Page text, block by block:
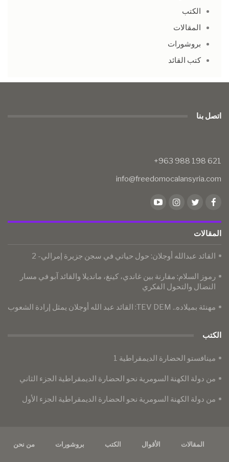
الكتب
المقالات
بروشورات
كتب القائد
اتصل بنا
info@freedomocalansyria.com
المقالات
القائد عبدالله أوجلان: حول حياتي في سجن جزيرة إمرالي- 2
رموز السلام: مقارنة بين غاندي، كينغ، مانديلا والقائد آبو في مسار
النضال والتحول الفكري
مهنئة بميلاده.. TEV DEM: القائد عبد الله أوجلان يمثل إرادة الشعوب
الكتب
مينافستو الحضارة الديمقراطية 1
من دولة الكهنة السومرية نحو الحضارة الديمقراطية الجزء الثاني
من دولة الكهنة السومرية نحو الحضارة الديمقراطية الجزء الأول
المقالات الأقوال الكتب بروشورات من نحن